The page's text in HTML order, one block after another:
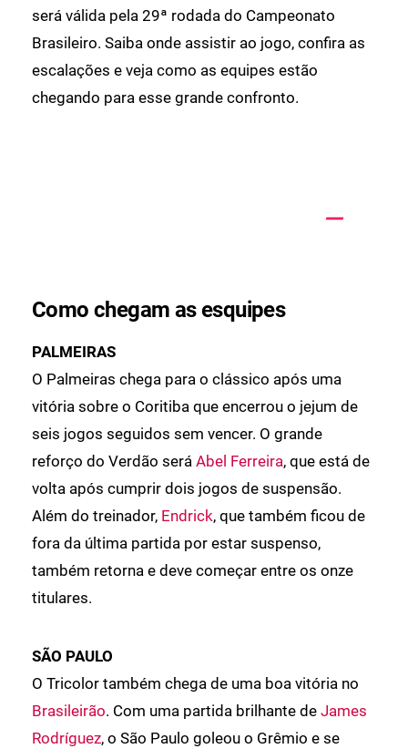
será válida pela 29ª rodada do Campeonato
Brasileiro. Saiba onde assistir ao jogo, confira as
escalações e veja como as equipes estão
chegando para esse grande confronto.
Como chegam as esquipes
PALMEIRAS
O Palmeiras chega para o clássico após uma
vitória sobre o Coritiba que encerrou o jejum de
seis jogos seguidos sem vencer. O grande
reforço do Verdão será Abel Ferreira, que está de
volta após cumprir dois jogos de suspensão.
Além do treinador, Endrick, que também ficou de
fora da última partida por estar suspenso,
também retorna e deve começar entre os onze
titulares.
SÃO PAULO
O Tricolor também chega de uma boa vitória no
Brasileirão. Com uma partida brilhante de James
Rodríguez, o São Paulo goleou o Grêmio e se